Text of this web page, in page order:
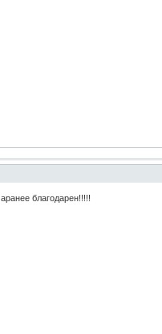
благодарен!!!!!